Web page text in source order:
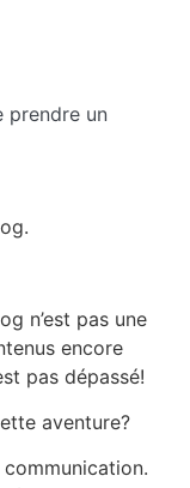
prendre un
n’est pas une
encore
pas dépassé!
aventure?